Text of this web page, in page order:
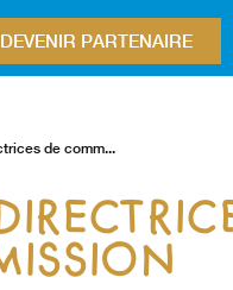
DEVENIR PARTENAIRE
de comm...